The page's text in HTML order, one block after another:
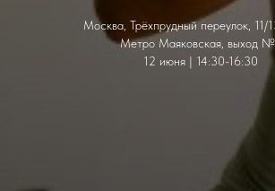
Москва, Трёхпрудный переулок, 11/
Метро Маяковская, выход
12 июня | 14:30-16:30